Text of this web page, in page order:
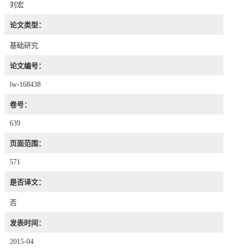
刘宏
论文类型：
基础研究
论文编号：
lw-168438
卷号：
639
页面范围：
571
是否译文：
否
发表时间：
2015-04